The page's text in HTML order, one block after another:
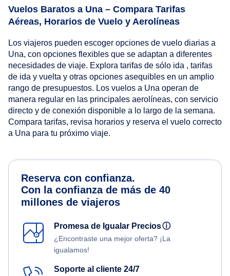
Vuelos Baratos a Una – Compara Tarifas
Aéreas, Horarios de Vuelo y Aerolíneas
Los viajeros pueden escoger opciones de vuelo diarias a
Una, con opciones flexibles que se adaptan a diferentes
necesidades de viaje. Explora tarifas de sólo ida , tarifas
de ida y vuelta y otras opciones asequibles en un amplio
rango de presupuestos. Los vuelos a Una operan de
manera regular en las principales aerolíneas, con servicio
directo y de conexión disponible a lo largo de la semana.
Compara tarifas, revisa horarios y reserva el vuelo correcto
a Una para tu próximo viaje.
Reserva con confianza.
Con la confianza de más de 40
millones de viajeros
Promesa de Igualar Preciosⓘ
¿Encontraste una mejor oferta? ¡La
igualamos!
Soporte al cliente 24/7